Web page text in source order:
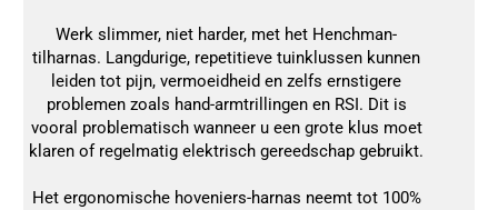
Werk slimmer, niet harder, met het Henchman-
tilharnas. Langdurige, repetitieve tuinklussen kunnen
leiden tot pijn, vermoeidheid en zelfs ernstigere
problemen zoals hand-armtrillingen en RSI. Dit is
vooral problematisch wanneer u een grote klus moet
klaren of regelmatig elektrisch gereedschap gebruikt.
Het ergonomische hoveniers-harnas neemt tot 100%